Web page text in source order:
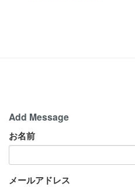
Add Message
お名前
メールアドレス